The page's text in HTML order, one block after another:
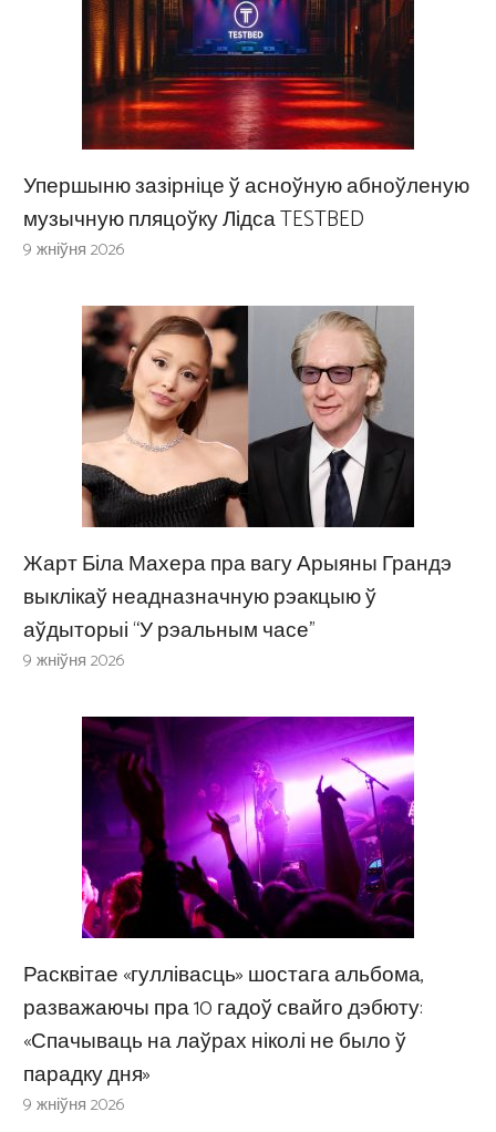
Упершыню зазірніце ў асноўную абноўленую
музычную пляцоўку Лідса TESTBED
9 жніўня 2026
Жарт Біла Махера пра вагу Арыяны Грандэ
выклікаў неадназначную рэакцыю ў
аўдыторыі “У рэальным часе”
9 жніўня 2026
Расквітае «гуллівасць» шостага альбома,
разважаючы пра 10 гадоў свайго дэбюту:
«Спачываць на лаўрах ніколі не было ў
парадку дня»
9 жніўня 2026